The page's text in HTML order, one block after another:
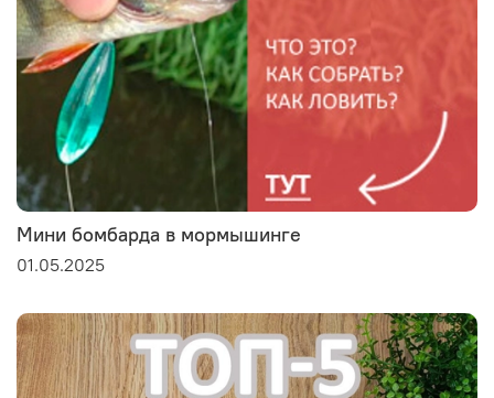
Мини бомбарда в мормышинге
01.05.2025